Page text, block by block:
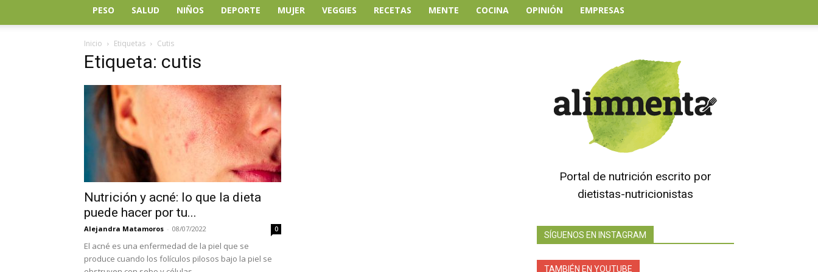
PESO SALUD NIÑOS DEPORTE MUJER VEGGIES RECETAS MENTE COCINA OPINIÓN EMPRESAS
Inicio Etiquetas Cutis
Etiqueta: cutis
Nutrición y acné: lo que la dieta
puede hacer por tu...
Alejandra Matamoros - 08/07/2022 0
El acné es una enfermedad de la piel que se
produce cuando los folículos pilosos bajo la piel se
Portal de nutrición escrito por
dietistas-nutricionistas
SÍGUENOS EN INSTAGRAM
TAMBIÉN EN YOUTUBE